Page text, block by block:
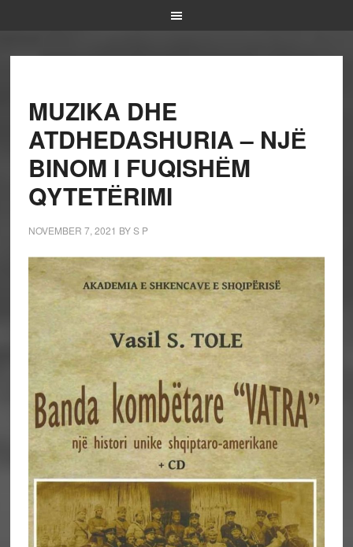
MUZIKA DHE
ATDHEDASHURIA – NJЁ
BINOM I FUQISHЁM
QYTETЁRIMI
NOVEMBER 7, 2021 BYS P